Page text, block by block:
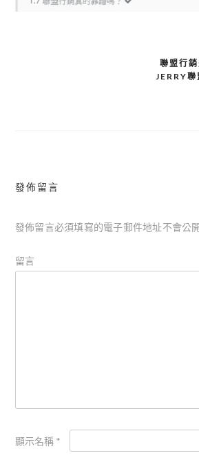
聯盟行
JERRY聯
發佈留言
發佈留言必須填寫的電子郵件地址不會公
留言
顯示名稱 *